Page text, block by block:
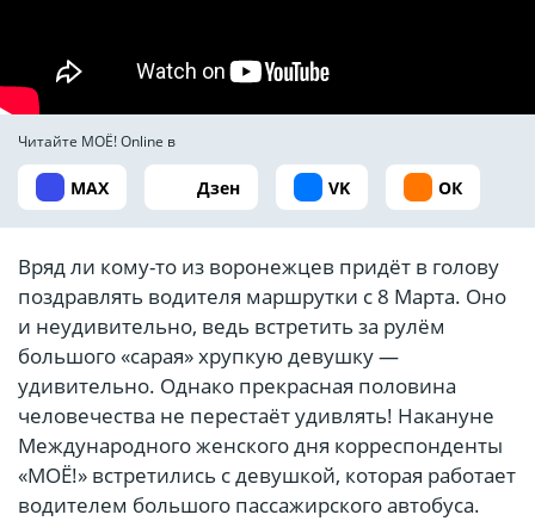
Читайте МОЁ! Online в
MAX Дзен VK ОК
Вряд ли кому-то из воронежцев придёт в голову
поздравлять водителя маршрутки с 8 Марта. Оно
и неудивительно, ведь встретить за рулём
большого «сарая» хрупкую девушку —
удивительно. Однако прекрасная половина
человечества не перестаёт удивлять! Накануне
Международного женского дня корреспонденты
«МОЁ!» встретились с девушкой, которая работает
водителем большого пассажирского автобуса.